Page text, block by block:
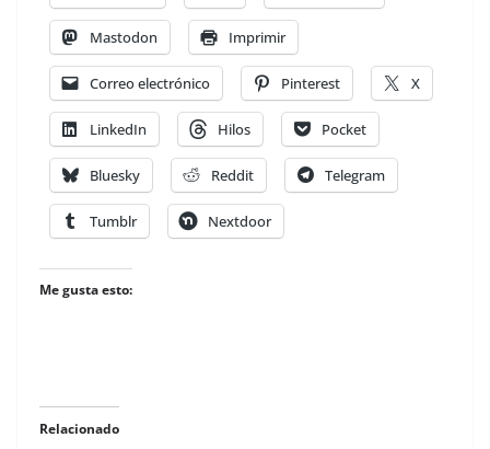
Mastodon Imprimir
Correo electrónico Pinterest X
LinkedIn Hilos Pocket
Bluesky Reddit Telegram
Tumblr Nextdoor
Me gusta esto:
Relacionado